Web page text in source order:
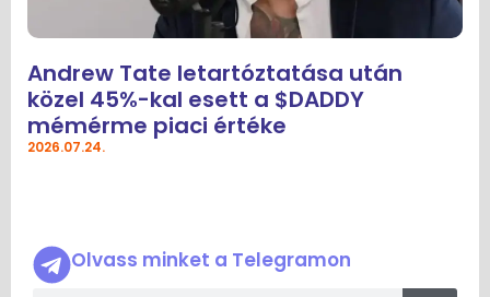
Andrew Tate letartóztatása után
közel 45%-kal esett a $DADDY
mémérme piaci értéke
2026.07.24.
Olvass minket a Telegramon